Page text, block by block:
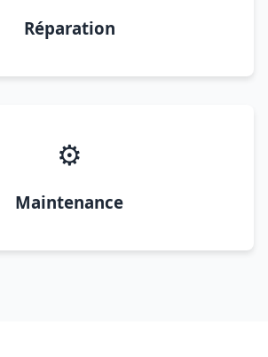
Réparation
⚙️
Maintenance